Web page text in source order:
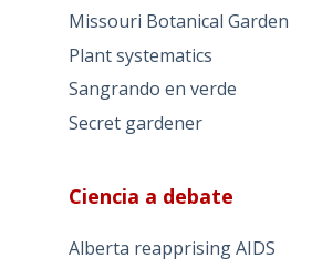
Missouri Botanical Garden
Plant systematics
Sangrando en verde
Secret gardener
Ciencia a debate
Alberta reapprising AIDS